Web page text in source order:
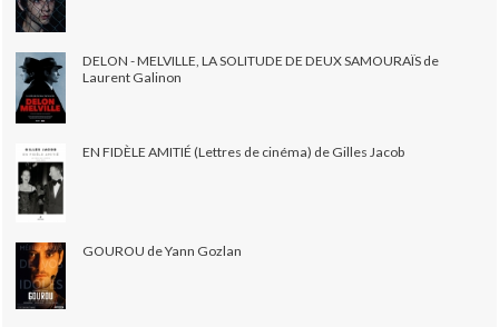
DELON - MELVILLE, LA SOLITUDE DE DEUX SAMOURAÏS de
Laurent Galinon
EN FIDÈLE AMITIÉ (Lettres de cinéma) de Gilles Jacob
GOUROU de Yann Gozlan